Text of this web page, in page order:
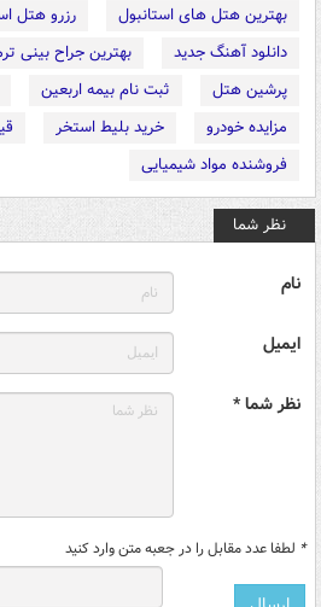
بهترین هتل های استانبول
رزرو هتل
دانلود آهنگ جدید
بهترین جراح بینی
پرشین هتل
ثبت نام بیمه اربعین
مزایده خودرو
خرید بلیط استخر
فروشنده مواد شیمیایی
نظر شما
نام
ایمیل
نظر شما *
* لطفا عدد مقابل را در جعبه متن وارد کنید